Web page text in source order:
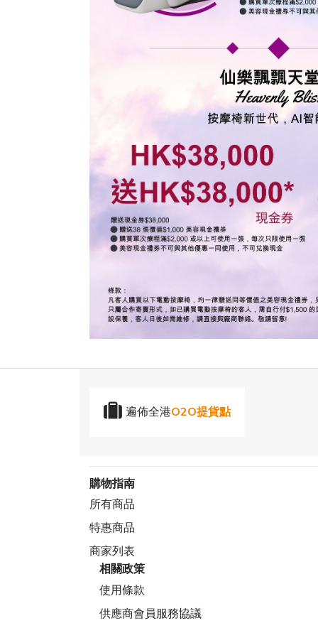
遍佈全港O2O提貨點
購物指南
所有商品
特惠商品
商家列表
相關政策
使用條款
供應商會員服務協議